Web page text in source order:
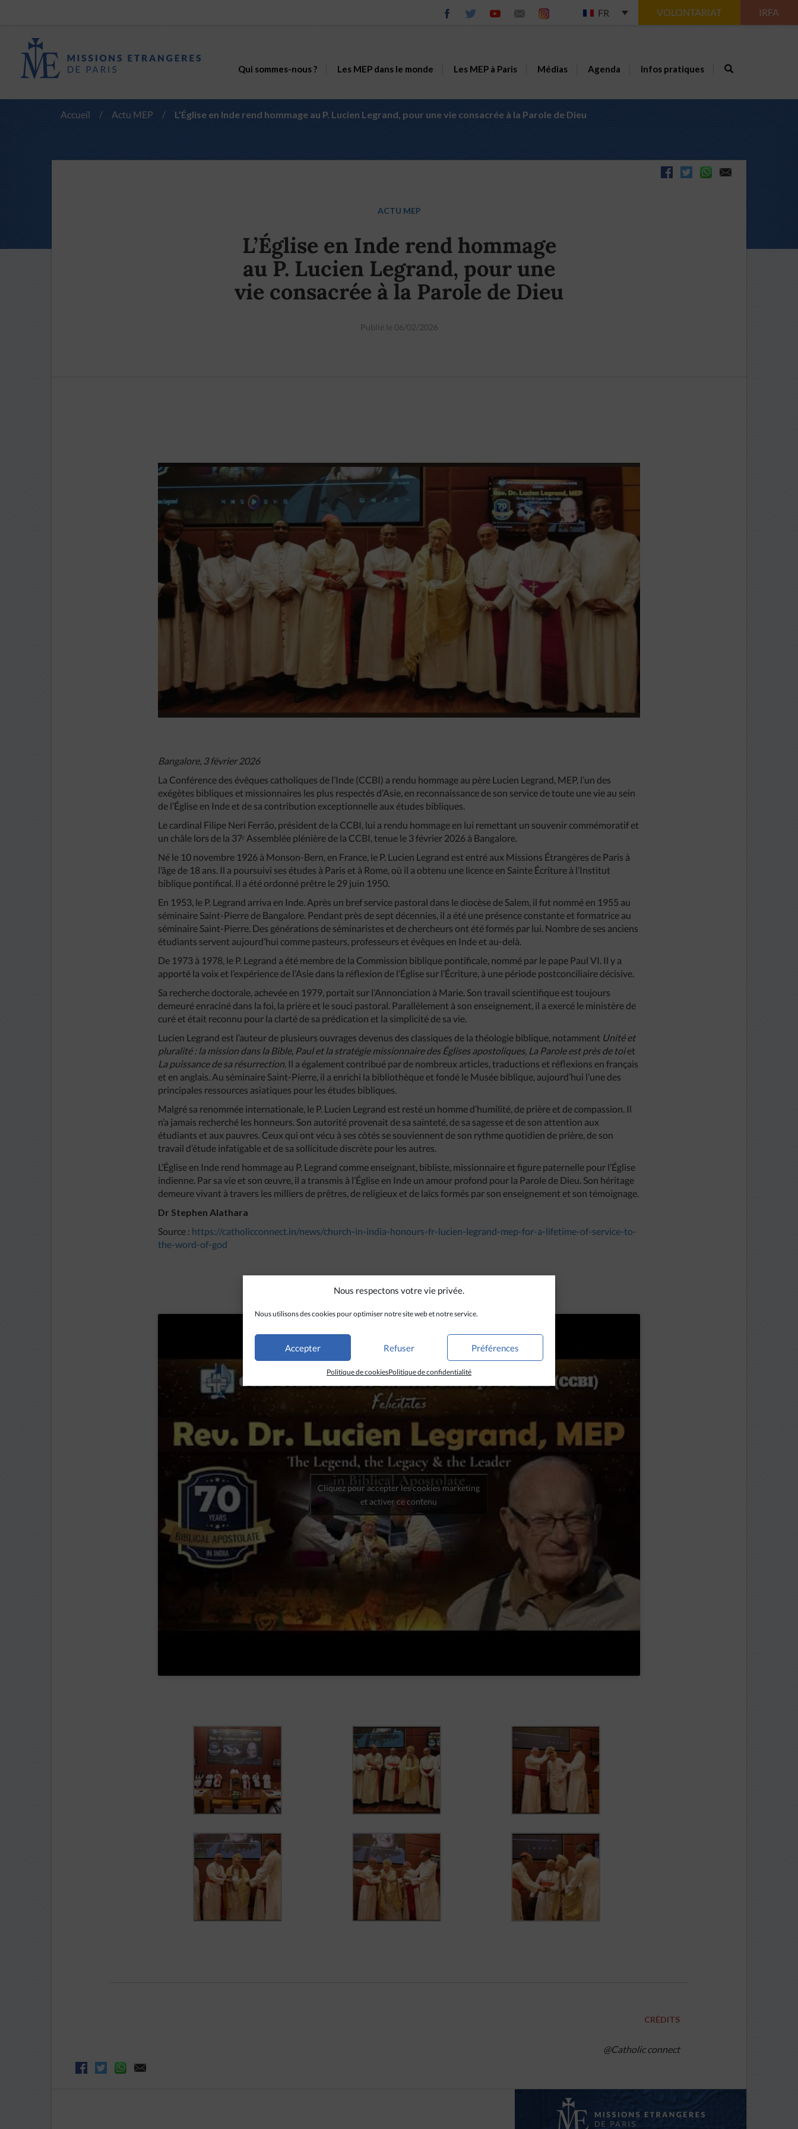
Nous respectons votre vie privée.
Nous utilisons des cookies pour optimiser notre site web et notre service.
Accepter Refuser Préférences
Politique de cookiesPolitique de confidentialité
FR VOLONTARIAT IRFA
Qui sommes-nous ? Les MEP dans le monde Les MEP à Paris Médias Agenda Infos pratiques
Accueil / Actu MEP / L’Église en Inde rend hommage au P. Lucien Legrand, pour une vie consacrée à la Parole de Dieu
ACTU MEP
L’Église en Inde rend hommage
au P. Lucien Legrand, pour une
vie consacrée à la Parole de Dieu
Publié le 06/02/2026
Bangalore, 3 février 2026
La Conférence des évêques catholiques de l’Inde (CCBI) a rendu hommage au père Lucien Legrand, MEP, l’un des
exégètes bibliques et missionnaires les plus respectés d’Asie, en reconnaissance de son service de toute une vie au sein
de l’Église en Inde et de sa contribution exceptionnelle aux études bibliques.
Le cardinal Filipe Neri Ferrão, président de la CCBI, lui a rendu hommage en lui remettant un souvenir commémoratif et
un châle lors de la 37ᵉ Assemblée plénière de la CCBI, tenue le 3 février 2026 à Bangalore.
Né le 10 novembre 1926 à Monson-Bern, en France, le P. Lucien Legrand est entré aux Missions Étrangères de Paris à
l’âge de 18 ans. Il a poursuivi ses études à Paris et à Rome, où il a obtenu une licence en Sainte Écriture à l’Institut
biblique pontifical. Il a été ordonné prêtre le 29 juin 1950.
En 1953, le P. Legrand arriva en Inde. Après un bref service pastoral dans le diocèse de Salem, il fut nommé en 1955 au
séminaire Saint-Pierre de Bangalore. Pendant près de sept décennies, il a été une présence constante et formatrice au
séminaire Saint-Pierre. Des générations de séminaristes et de chercheurs ont été formés par lui. Nombre de ses anciens
étudiants servent aujourd’hui comme pasteurs, professeurs et évêques en Inde et au-delà.
De 1973 à 1978, le P. Legrand a été membre de la Commission biblique pontificale, nommé par le pape Paul VI. Il y a
apporté la voix et l’expérience de l’Asie dans la réflexion de l’Église sur l’Écriture, à une période postconciliaire décisive.
Sa recherche doctorale, achevée en 1979, portait sur l’Annonciation à Marie. Son travail scientifique est toujours
demeuré enraciné dans la foi, la prière et le souci pastoral. Parallèlement à son enseignement, il a exercé le ministère de
curé et était reconnu pour la clarté de sa prédication et la simplicité de sa vie.
Lucien Legrand est l’auteur de plusieurs ouvrages devenus des classiques de la théologie biblique, notamment Unité et
pluralité : la mission dans la Bible, Paul et la stratégie missionnaire des Églises apostoliques, La Parole est près de toiet
La puissance de sa résurrection. Il a également contribué par de nombreux articles, traductions et réflexions en français
et en anglais. Au séminaire Saint-Pierre, il a enrichi la bibliothèque et fondé le Musée biblique, aujourd’hui l’une des
principales ressources asiatiques pour les études bibliques.
Malgré sa renommée internationale, le P. Lucien Legrand est resté un homme d’humilité, de prière et de compassion. Il
n’a jamais recherché les honneurs. Son autorité provenait de sa sainteté, de sa sagesse et de son attention aux
étudiants et aux pauvres. Ceux qui ont vécu à ses côtés se souviennent de son rythme quotidien de prière, de son
travail d’étude infatigable et de sa sollicitude discrète pour les autres.
L’Église en Inde rend hommage au P. Legrand comme enseignant, bibliste, missionnaire et figure paternelle pour l’Église
indienne. Par sa vie et son œuvre, il a transmis à l’Église en Inde un amour profond pour la Parole de Dieu. Son héritage
demeure vivant à travers les milliers de prêtres, de religieux et de laïcs formés par son enseignement et son témoignage.
Dr Stephen Alathara
Source : https://catholicconnect.in/news/church-in-india-honours-fr-lucien-legrand-mep-for-a-lifetime-of-service-to-
the-word-of-god
Cliquez pour accepter les cookies marketing
et activer ce contenu
CRÉDITS
@Catholic connect